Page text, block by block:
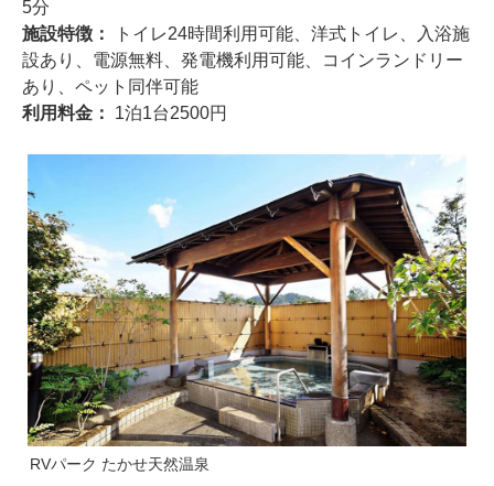
5分
施設特徴：
トイレ24時間利用可能、洋式トイレ、入浴施
設あり、電源無料、発電機利用可能、コインランドリー
あり、ペット同伴可能
利用料金： 1泊1台2500円
RVパーク たかせ天然温泉